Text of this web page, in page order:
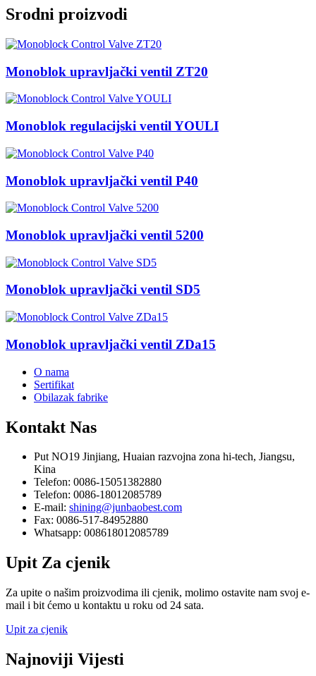
Srodni proizvodi
Monoblok upravljački ventil ZT20
Monoblok regulacijski ventil YOULI
Monoblok upravljački ventil P40
Monoblok upravljački ventil 5200
Monoblok upravljački ventil SD5
Monoblok upravljački ventil ZDa15
O nama
Sertifikat
Obilazak fabrike
Kontakt Nas
Put NO19 Jinjiang, Huaian razvojna zona hi-tech, Jiangsu,
Kina
Telefon: 0086-15051382880
Telefon: 0086-18012085789
E-mail: shining@junbaobest.com
Fax: 0086-517-84952880
Whatsapp: 008618012085789
Upit Za cjenik
Za upite o našim proizvodima ili cjenik, molimo ostavite nam svoj e-
mail i bit ćemo u kontaktu u roku od 24 sata.
Upit za cjenik
Najnoviji Vijesti